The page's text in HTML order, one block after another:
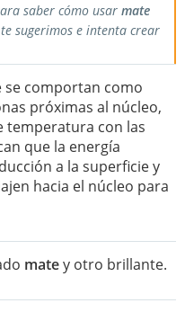
saber cómo usar mate
sugerimos e intenta crear
se comportan como
próximas al núcleo,
temperatura con las
que la energía
a la superficie y
hacia el núcleo para
matey otro brillante.